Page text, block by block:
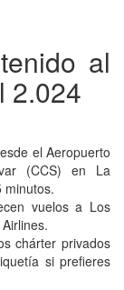
al
2.024
el Aeropuerto
(CCS) en La
minutos.
vuelos a Los
chárter privados
si prefieres